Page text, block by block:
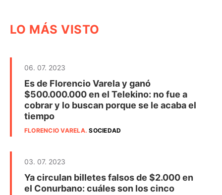
LO MÁS VISTO
06. 07. 2023
Es de Florencio Varela y ganó
$500.000.000 en el Telekino: no fue a
cobrar y lo buscan porque se le acaba el
tiempo
FLORENCIO VARELA.SOCIEDAD
03. 07. 2023
Ya circulan billetes falsos de $2.000 en
el Conurbano: cuáles son los cinco